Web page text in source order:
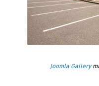
Joomla Gallery